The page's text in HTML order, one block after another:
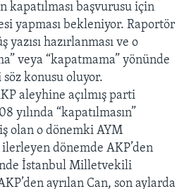
kapatılması başvurusu için
yapması bekleniyor. Raportör
hazırlanması ve o
veya “kapatmama” yönünde
konusu oluyor.
aleyhine açılmış parti
yılında “kapatılmasın”
olan o dönemki AYM
dönemde AKP’den
İstanbul Milletvekili
ayrılan Can, son aylarda